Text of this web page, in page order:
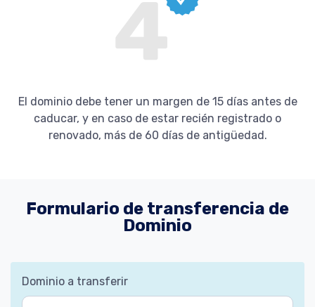
El dominio debe tener un margen de 15 días antes de
caducar, y en caso de estar recién registrado o
renovado, más de 60 días de antigüedad.
Formulario de transferencia de
Dominio
Dominio a transferir